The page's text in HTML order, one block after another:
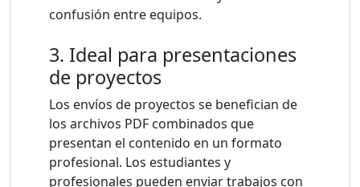
confusión entre equipos.
3. Ideal para presentaciones
de proyectos
Los envíos de proyectos se benefician de
los archivos PDF combinados que
presentan el contenido en un formato
profesional. Los estudiantes y
profesionales pueden enviar trabajos con